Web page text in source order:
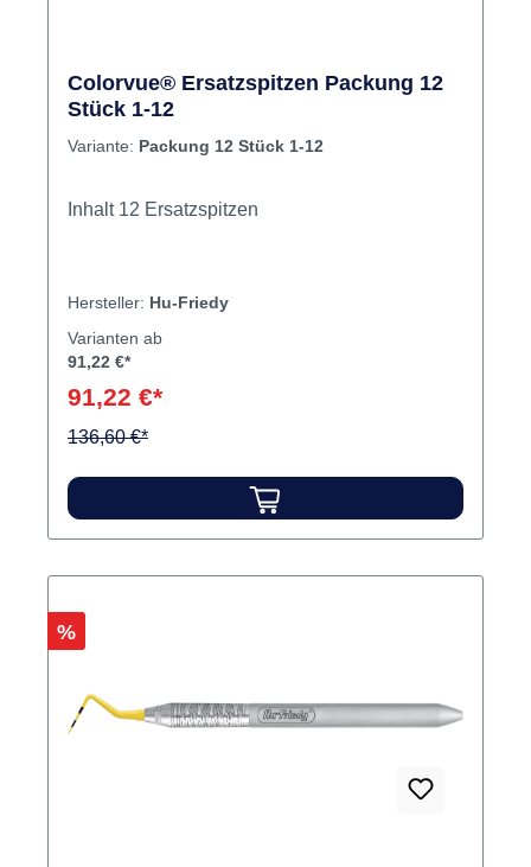
Colorvue® Ersatzspitzen Packung 12
Stück 1-12
Variante: Packung 12 Stück 1-12
Inhalt 12 Ersatzspitzen
Hersteller: Hu-Friedy
Varianten ab
91,22 €*
91,22 €*
136,60 €*
Rabatt
%